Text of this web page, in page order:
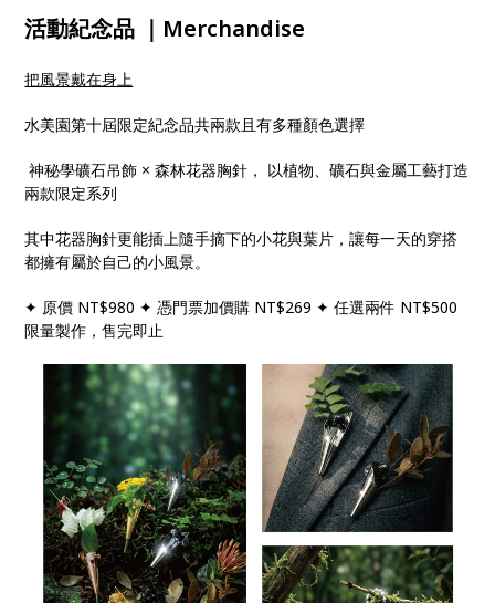
活動紀念品 ｜Merchandise
把風景戴在身上
水美園第十屆限定紀念品共兩款且有多種顏色選擇
神秘學礦石吊飾 × 森林花器胸針， 以植物、礦石與金屬工藝打造
兩款限定系列
其中花器胸針更能插上隨手摘下的小花與葉片，讓每一天的穿搭
都擁有屬於自己的小風景。
✦ 原價 NT$980 ✦ 憑門票加價購 NT$269 ✦ 任選兩件 NT$500
限量製作，售完即止